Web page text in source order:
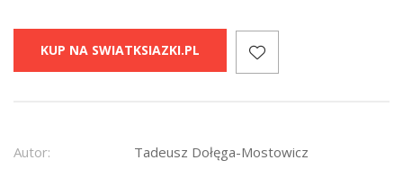
KUP NA SWIATKSIAZKI.PL
Autor: Tadeusz Dołęga-Mostowicz